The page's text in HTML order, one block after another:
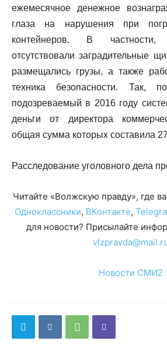
ежемесячное денежное
глаза на нарушения при
контейнеров. В
отсутствовали заградительные
размещались грузы, а также
техника безопасности. Так, по
подозреваемый в 2016 году
деньги от директора
общая сумма которых составила
Расследование уголовного дела
Читайте «Волжскую правду», где
Одноклассники, ВКонтакте,
для новости? Присылайте
Новости СМИ2